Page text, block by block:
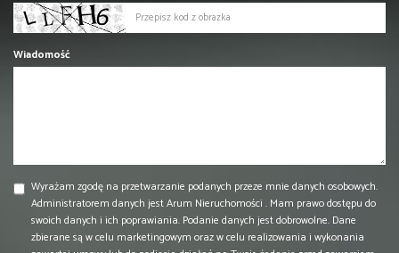
Wiadomość
Wyrażam zgodę na przetwarzanie podanych przeze mnie danych osobowych.
Administratorem danych jest Arum Nieruchomości . Mam prawo dostępu do
swoich danych i ich poprawiania. Podanie danych jest dobrowolne. Dane
zbierane są w celu marketingowym oraz w celu realizowania i wykonania